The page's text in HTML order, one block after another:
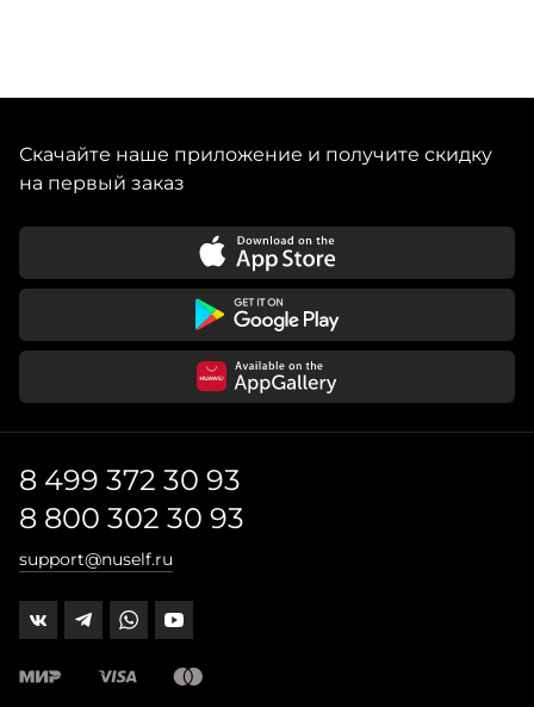
Скачайте наше приложение и получите скидку
на первый заказ
8 499 372 30 93
8 800 302 30 93
support@nuself.ru